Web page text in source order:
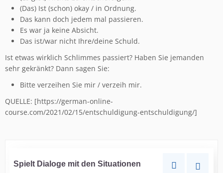
(Das) Ist (schon) okay / in Ordnung.
Das kann doch jedem mal passieren.
Es war ja keine Absicht.
Das ist/war nicht Ihre/deine Schuld.
Ist etwas wirklich Schlimmes passiert? Haben Sie jemanden
sehr gekränkt? Dann sagen Sie:
Bitte verzeihen Sie mir / verzeih mir.
QUELLE: [https://german-online-
course.com/2021/02/15/entschuldigung-entschuldigung/]